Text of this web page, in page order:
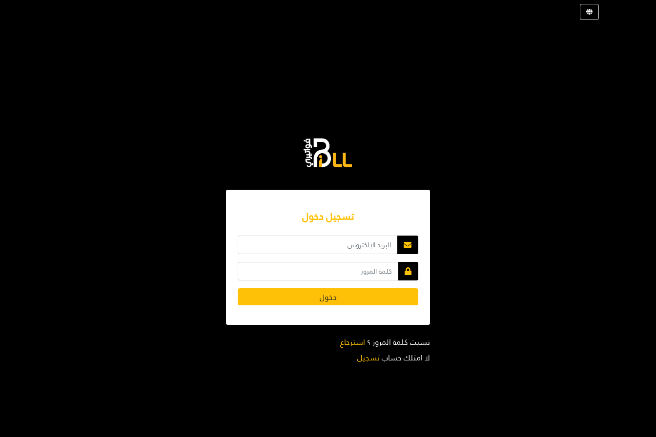
تسجيل دخول
دخول
نسيت كلمة المرور ؟ استرجاع
لا امتلك حسابتسجيل